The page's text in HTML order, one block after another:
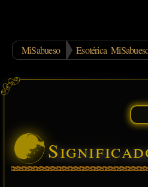
MiSabueso Esotérica